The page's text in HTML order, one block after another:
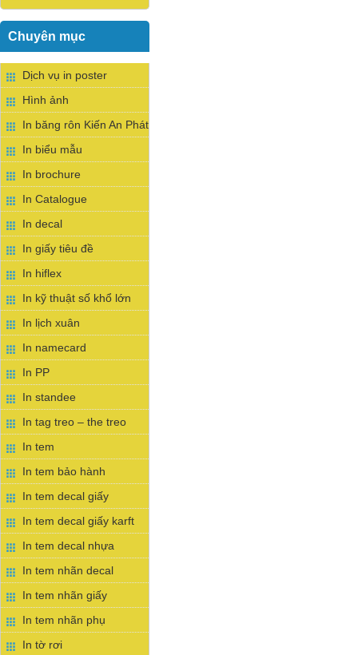
Chuyên mục
Dịch vụ in poster
Hình ảnh
In băng rôn Kiến An Phát
In biểu mẫu
In brochure
In Catalogue
In decal
In giấy tiêu đề
In hiflex
In kỹ thuật số khổ lớn
In lịch xuân
In namecard
In PP
In standee
In tag treo – the treo
In tem
In tem bảo hành
In tem decal giấy
In tem decal giấy karft
In tem decal nhựa
In tem nhãn decal
In tem nhãn giấy
In tem nhãn phụ
In tờ rơi